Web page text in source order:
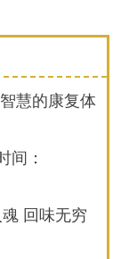
慧的康复体
间：
回味无穷